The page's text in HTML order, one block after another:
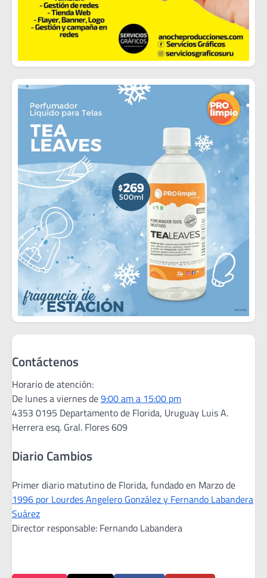
Contáctenos
Horario de atención:
De lunes a viernes de9:00 am a 15:00 pm
4353 0195 Departamento de Florida, Uruguay Luis A.
Herrera esq. Gral. Flores 609
Diario Cambios
Primer diario matutino de Florida, fundado en Marzo de
1996 por Lourdes Angelero González y Fernando Labandera
Suárez
Director responsable: Fernando Labandera